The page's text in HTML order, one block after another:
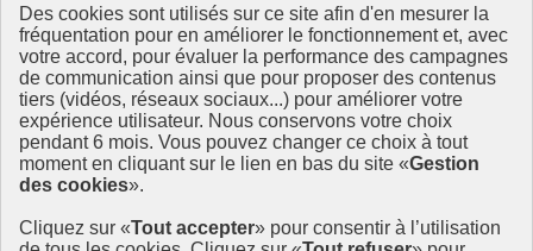
Des cookies sont utilisés sur ce site afin d'en mesurer la
fréquentation pour en améliorer le fonctionnement et, avec
votre accord, pour évaluer la performance des campagnes
de communication ainsi que pour proposer des contenus
tiers (vidéos, réseaux sociaux...) pour améliorer votre
expérience utilisateur. Nous conservons votre choix
pendant 6 mois. Vous pouvez changer ce choix à tout
moment en cliquant sur le lien en bas du site «Gestion
des cookies».
Cliquez sur «Tout accepter» pour consentir à l’utilisation
Ressources
La Méth’ODD
Gouvernement
Ce site propose l’information de référence concernant l’Agenda
2030 et la feuille de route de la France. Il valorise la mobilisation de
tous les acteurs.
info.gouv.fr- ouvre une nouvelle fenêtre
service-public.fr - ouvre une nouvelle fenêtre